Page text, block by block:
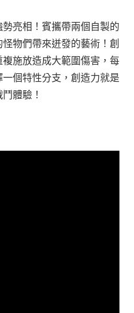
亮相！賓攜帶兩個自製的
怪物們帶來迸發的藝術！創
施放造成大範圍傷害，每
個特性分支，創造力就是
體驗！